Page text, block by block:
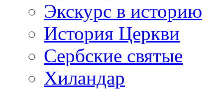
Экскурс в историю
История Церкви
Сербские святые
Хиландар